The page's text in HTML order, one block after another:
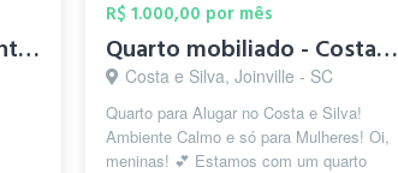
quarto mobiliado somente para mulheres, ...
R$ 1.000,00 por mês
Quarto mobiliado - Costa e Silva
Costa e Silva, Joinville - SC
Quarto para Alugar no Costa e Silva!
Ambiente Calmo e só para Mulheres! Oi,
meninas! 💕 Estamos com um quarto